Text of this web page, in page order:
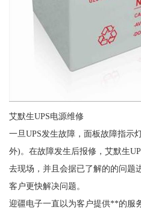
艾默生UPS电源维修
一旦UPS发生故障，面板故障指示
外)。在故障发生后报修，艾默生
去现场，并且会据已了解的的问题
客户更快解决问题。
迎疆电子一直以为客户提供**的服